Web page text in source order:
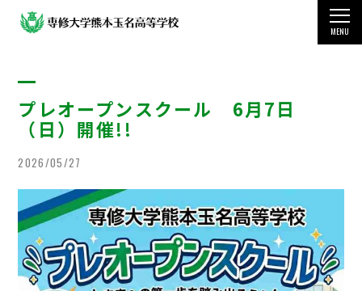
MENU
学校案内
国際交流・留学制度
学生生活
受験をお考えの方
プレオープンスクール 6月7日
（日）開催!!
2026/05/27